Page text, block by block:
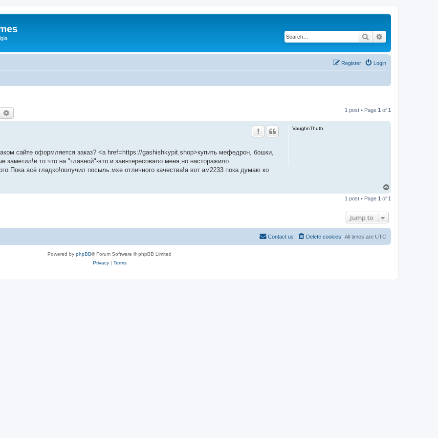
Search
Login
Register
Search 1 post • Page 1 of 1
VaughnThuth
сайте оформляется заказ? <a href=https://gashishkypit.shop>купить мефедрон, бошки,
то что на "главной"-это и заинтересовало меня,но насторажило
всё гладко!получил посыль.мхе отличного качества!а вот ам2233 пока думаю ко
p
1 post • Page 1 of 1
Jump to
All times are UTC
Delete cookies
Contact us
Powered by phpBB® Forum Software © phpBB Limited
Privacy| Terms